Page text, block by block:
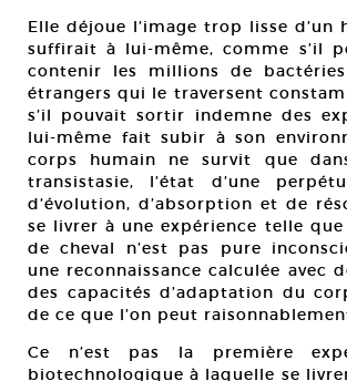
Elle déjoue l’image trop lisse d’un
suffirait à lui-même, comme s’il
contenir les millions de
étrangers qui le traversent
s’il pouvait sortir indemne des
lui-même fait subir à son
corps humain ne survit que
transistasie, l’état d’une
d’évolution, d’absorption et de
se livrer à une expérience telle
de cheval n’est pas pure
une reconnaissance calculée avec
des capacités d’adaptation du
de ce que l’on peut
Ce n’est pas la première
biotechnologique à laquelle se